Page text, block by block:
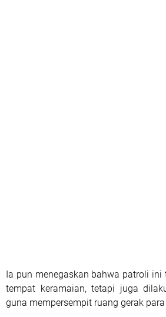
Ia pun menegaskan bahwa patroli
tempat keramaian, tetapi juga
guna mempersempit ruang gerak